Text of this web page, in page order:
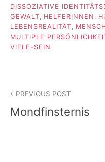
DISSOZIATIVE
GEWALT, HELFERINNEN ,
LEBENSREALITÄT,
MULTIPLE
VIELE-SEIN
PREVIOUS POST
Mondfinsternis